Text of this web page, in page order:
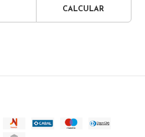
CALCULAR